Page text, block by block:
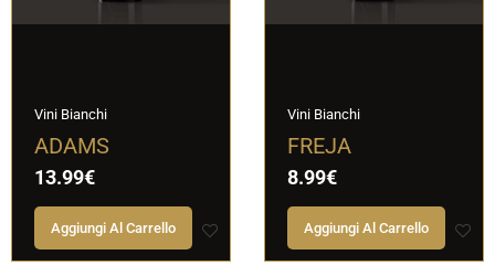
Vini Bianchi
ADAMS
13.99€
Aggiungi Al Carrello
Vini Bianchi
FREJA
8.99€
Aggiungi Al Carrello